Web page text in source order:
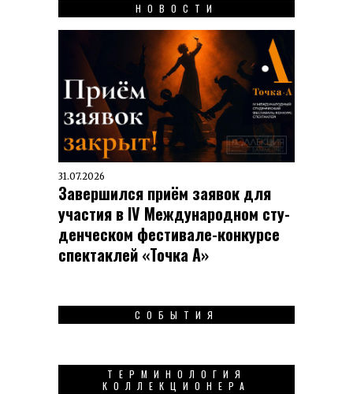
НОВОСТИ
31.07.2026
Завершился приём заявок для
участия в IV Меж­ду­на­род­ном сту­
ден­чес­ком фес­ти­вале-кон­кур­се
спек­таклей «Точка А»
СОБЫТИЯ
ТЕРМИНОЛОГИЯ
КОЛЛЕКЦИОНЕРА